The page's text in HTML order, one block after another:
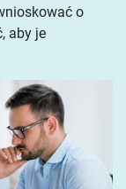
o
aby je